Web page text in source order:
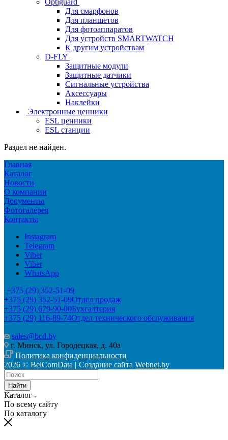
Для смарфонов
Для планшетов
Для фотоаппаратов
Для устройств SMARTWATCH
К другим устройствам
D-FLY
Защитные модули
Защитные датчики
Сигнальные устройства
Аксессуары
Наклейки
Электронные ценники
ESL ценники
ESL станции
Раздел не найден.
Главная
Каталог
Новости
О компании
Документы
Фотогалерея
Контакты
Instagram
Telegram
Viber
Viber
WhatsApp
+375 (29) 352-51-09
+375 (29) 352-51-09Отдел продаж
+375 (29) 679-90-00Бухгалтерия
+375 (29) 116-89-74Отдел технического обслуживания
sales@bcd.by
г. Минск, ул. Городецкая, д. 40а
Политика конфиденциальности
2026 © BelComData | Создание сайта Webnet.by
Найти
Каталог
По всему сайту
По каталогу